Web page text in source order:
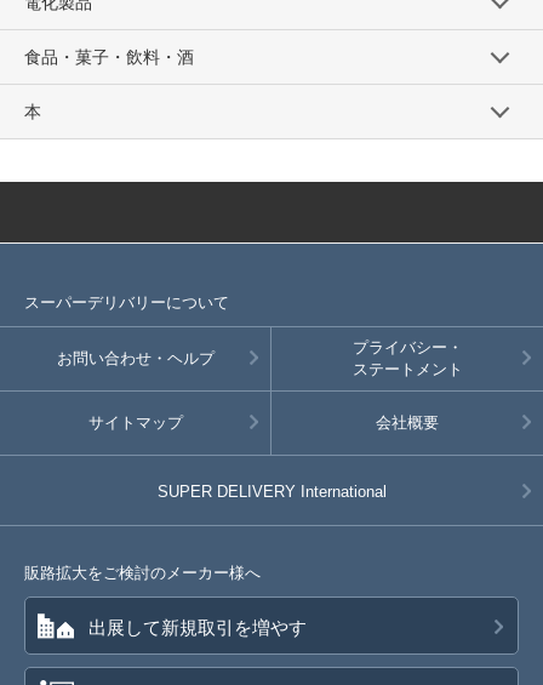
食品・菓子・飲料・酒
本
スーパーデリバリーについて
お問い合わせ・ヘルプ
プライバシー・
ステートメント
サイトマップ 会社概要
SUPER DELIVERY International
販路拡大をご検討のメーカー様へ
出展して新規取引を増やす